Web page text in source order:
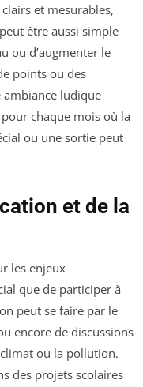
et mesurables,
être aussi simple
ou d’augmenter le
points ou des
ambiance ludique
chaque mois où la
ou une sortie peut
et de la
les enjeux
que de participer à
peut se faire par le
encore de discussions
ou la pollution.
des projets scolaires